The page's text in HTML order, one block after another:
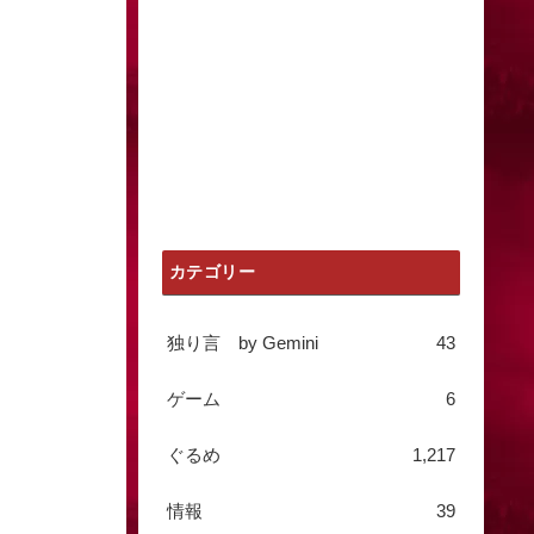
カテゴリー
独り言 by Gemini 43
ゲーム 6
ぐるめ 1,217
情報 39